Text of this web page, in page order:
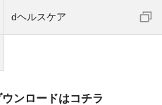
dヘルスケア
ンロードはコチラ